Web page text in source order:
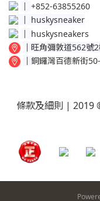
│ +852-63855260
huskysneaker
│ huskysneakers
│ 旺角彌敦道562號
│ 銅鑼灣百德新街
條款及細則 | 2019